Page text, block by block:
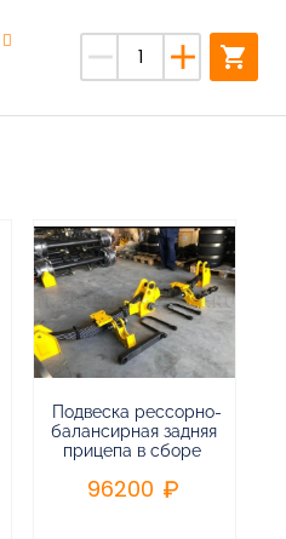
remove add shopping_cart
Подвеска рессорно-
балансирная задняя
прицепа в сборе
96200